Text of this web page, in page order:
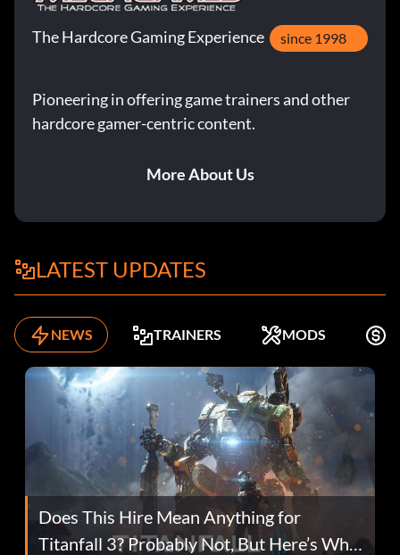
The Hardcore Gaming Experience since 1998
Pioneering in offering game trainers and other
hardcore gamer-centric content.
More About Us
LATEST UPDATES
NEWS TRAINERS MODS
Does This Hire Mean Anything for
Titanfall 3? Probably Not, But Here’s Why